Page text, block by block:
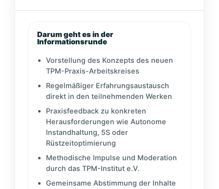
Darum geht es in der
Informationsrunde
Vorstellung des Konzepts des neuen
TPM-Praxis-Arbeitskreises
Regelmäßiger Erfahrungsaustausch
direkt in den teilnehmenden Werken
Praxisfeedback zu konkreten
Herausforderungen wie Autonome
Instandhaltung, 5S oder
Rüstzeitoptimierung
Methodische Impulse und Moderation
durch das TPM-Institut e.V.
Gemeinsame Abstimmung der Inhalte